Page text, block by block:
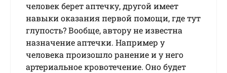
человек берет аптечку, другой имеет
навыки оказания первой помощи, где тут
глупость? Вообще, автору не известна
назначение аптечки. Например у
человека произошло ранение и у него
артериальное кровотечение. Оно будет